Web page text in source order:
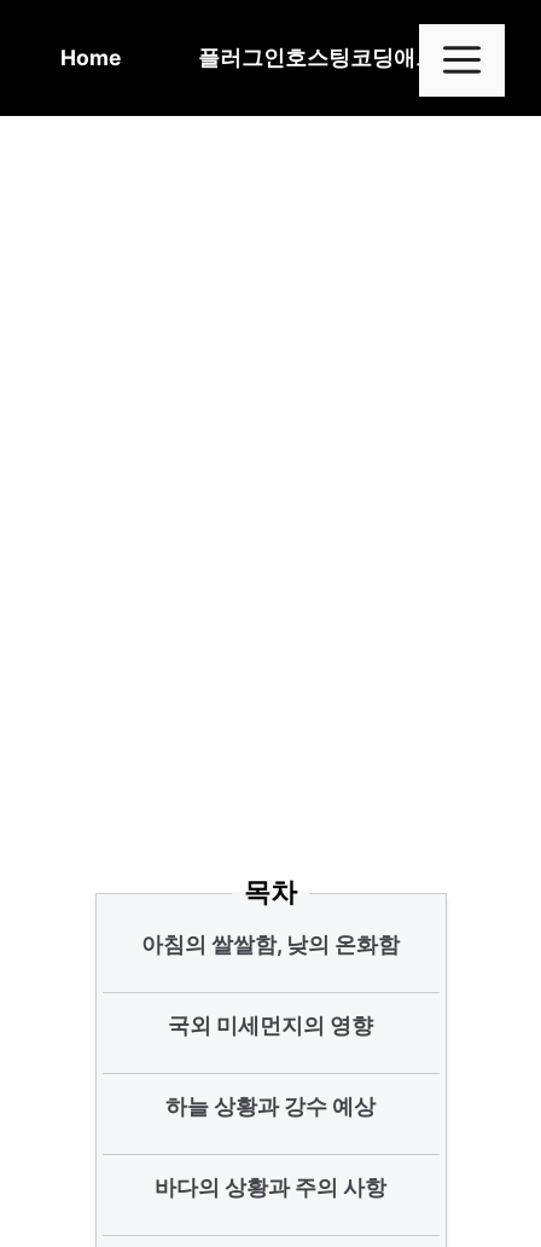
Home 플러그인호스팅코딩애드센스
목차
아침의 쌀쌀함, 낮의 온화함
국외 미세먼지의 영향
하늘 상황과 강수 예상
바다의 상황과 주의 사항